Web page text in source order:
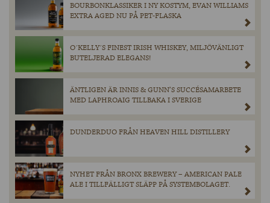
BOURBONKLASSIKER I NY KOSTYM, EVAN WILLIAMS
EXTRA AGED NU PÅ PET-FLASKA
O´KELLY´S FINEST IRISH WHISKEY, MILJÖVÄNLIGT
BUTELJERAD ELEGANS!
ÄNTLIGEN ÄR INNIS & GUNN’S SUCCÉSAMARBETE
MED LAPHROAIG TILLBAKA I SVERIGE
DUNDERDUO FRÅN HEAVEN HILL DISTILLERY
NYHET FRÅN BRONX BREWERY – AMERICAN PALE
ALE I TILLFÄLLIGT SLÄPP PÅ SYSTEMBOLAGET.